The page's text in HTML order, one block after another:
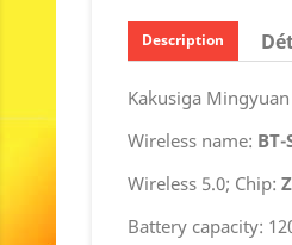
Description
Kakusiga
Wireless name: BT-
Wireless 5.0; Chip:
Battery capacity: